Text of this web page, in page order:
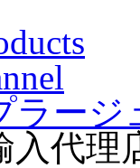
ラー
入代理